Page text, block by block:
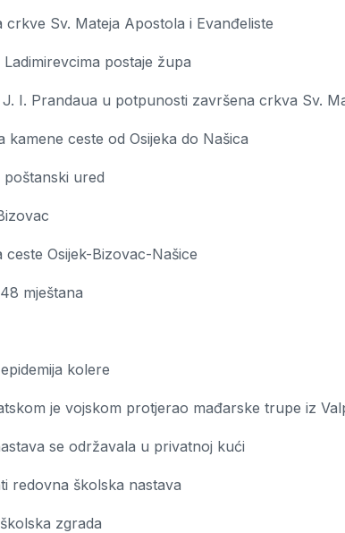
crkve Sv. Mateja Apostola i Evanđeliste
postaje župa
I. Prandaua u potpunosti završena crkva Sv.
kamene ceste od Osijeka do Našica
ured
ceste Osijek-Bizovac-Našice
mještana
kolere
je vojskom protjerao mađarske trupe iz
se održavala u privatnoj kući
redovna školska nastava
zgrada